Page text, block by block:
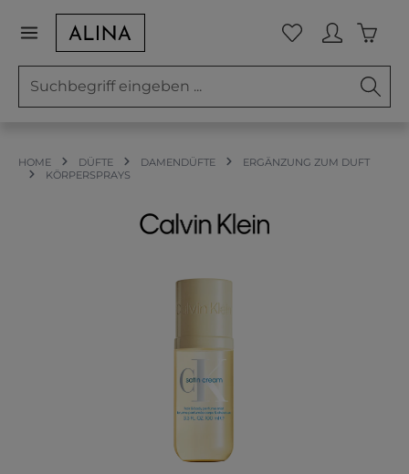
Zum Hauptinhalt springen Du hast 0
HOME DÜFTE DAMENDÜFTE
ERGÄNZUNG ZUM DUFT
KÖRPERSPRAYS
Bildergalerie überspringen